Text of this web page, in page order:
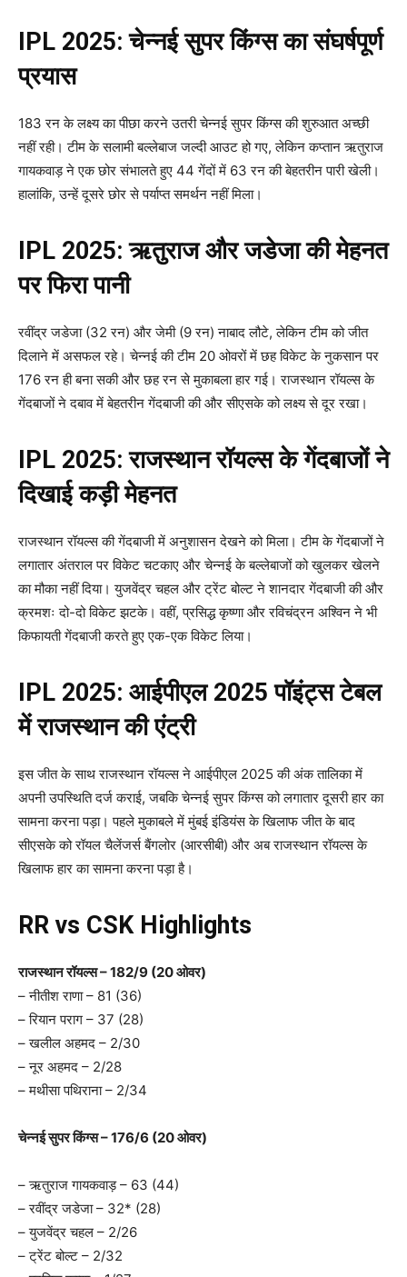
IPL 2025: चेन्नई सुपर किंग्स का संघर्षपूर्ण
प्रयास
183 रन के लक्ष्य का पीछा करने उतरी चेन्नई सुपर किंग्स की शुरुआत अच्छी
नहीं रही। टीम के सलामी बल्लेबाज जल्दी आउट हो गए, लेकिन कप्तान ऋतुराज
गायकवाड़ ने एक छोर संभालते हुए 44 गेंदों में 63 रन की बेहतरीन पारी खेली।
हालांकि, उन्हें दूसरे छोर से पर्याप्त समर्थन नहीं मिला।
IPL 2025: ऋतुराज और जडेजा की मेहनत
पर फिरा पानी
रवींद्र जडेजा (32 रन) और जेमी (9 रन) नाबाद लौटे, लेकिन टीम को जीत
दिलाने में असफल रहे। चेन्नई की टीम 20 ओवरों में छह विकेट के नुकसान पर
176 रन ही बना सकी और छह रन से मुकाबला हार गई। राजस्थान रॉयल्स के
गेंदबाजों ने दबाव में बेहतरीन गेंदबाजी की और सीएसके को लक्ष्य से दूर रखा।
IPL 2025: राजस्थान रॉयल्स के गेंदबाजों ने
दिखाई कड़ी मेहनत
राजस्थान रॉयल्स की गेंदबाजी में अनुशासन देखने को मिला। टीम के गेंदबाजों ने
लगातार अंतराल पर विकेट चटकाए और चेन्नई के बल्लेबाजों को खुलकर खेलने
का मौका नहीं दिया। युजवेंद्र चहल और ट्रेंट बोल्ट ने शानदार गेंदबाजी की और
क्रमशः दो-दो विकेट झटके। वहीं, प्रसिद्ध कृष्णा और रविचंद्रन अश्विन ने भी
किफायती गेंदबाजी करते हुए एक-एक विकेट लिया।
IPL 2025: आईपीएल 2025 पॉइंट्स टेबल
में राजस्थान की एंट्री
इस जीत के साथ राजस्थान रॉयल्स ने आईपीएल 2025 की अंक तालिका में
अपनी उपस्थिति दर्ज कराई, जबकि चेन्नई सुपर किंग्स को लगातार दूसरी हार का
सामना करना पड़ा। पहले मुकाबले में मुंबई इंडियंस के खिलाफ जीत के बाद
सीएसके को रॉयल चैलेंजर्स बैंगलोर (आरसीबी) और अब राजस्थान रॉयल्स के
खिलाफ हार का सामना करना पड़ा है।
RR vs CSK Highlights
राजस्थान रॉयल्स – 182/9 (20 ओवर)
– नीतीश राणा – 81 (36)
– रियान पराग – 37 (28)
– खलील अहमद – 2/30
– नूर अहमद – 2/28
– मथीसा पथिराना – 2/34
चेन्नई सुपर किंग्स – 176/6 (20 ओवर)
– ऋतुराज गायकवाड़ – 63 (44)
– रवींद्र जडेजा – 32* (28)
– युजवेंद्र चहल – 2/26
– ट्रेंट बोल्ट – 2/32